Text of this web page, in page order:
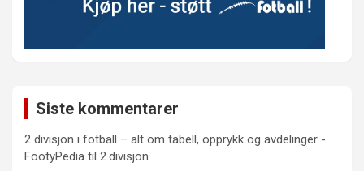
Siste kommentarer
2 divisjon i fotball – alt om tabell, opprykk og avdelinger -
FootyPedia til 2.divisjon